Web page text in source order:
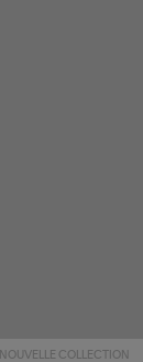
NOUVELLE COLLECTION